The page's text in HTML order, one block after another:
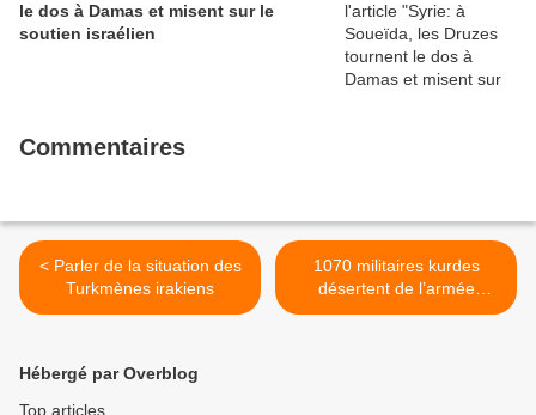
le dos à Damas et misent sur le
soutien israélien
Commentaires
< Parler de la situation des
Turkmènes irakiens
1070 militaires kurdes
désertent de l’armée
irakienne >
Hébergé par Overblog
Top articles